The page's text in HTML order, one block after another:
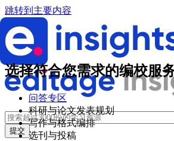
跳转到主要内容
选择符合您需求的编校服
问答专区
科研与论文发表规划
写作与格式编排
选刊与投稿